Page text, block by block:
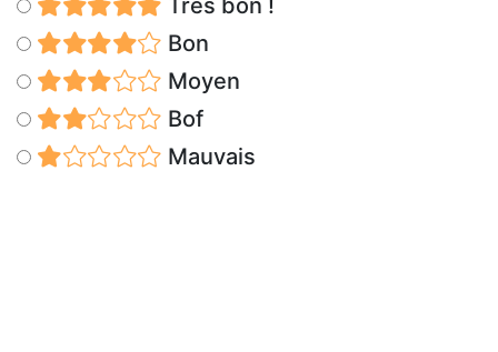
Très bon !
Bon
Moyen
Bof
Mauvais